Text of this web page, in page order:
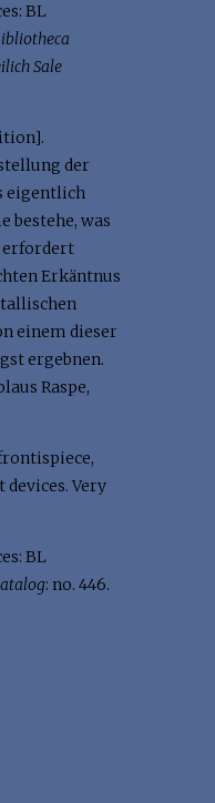
BL
Sale
der
eigentlich
bestehe, was
erfordert
Erkäntnus
einem dieser
ergebnen.
Raspe,
frontispiece,
Very
BL
: no. 446.